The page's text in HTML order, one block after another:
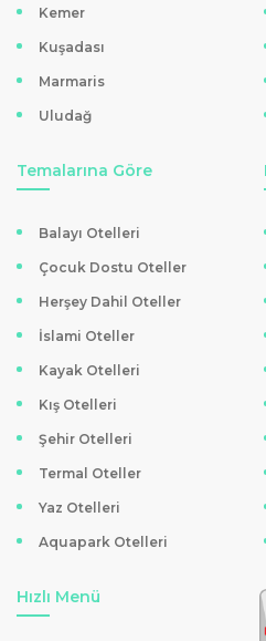
Kemer
Kuşadası
Marmaris
Uludağ
Temalarına Göre
Balayı Otelleri
Çocuk Dostu Oteller
Herşey Dahil Oteller
İslami Oteller
Kayak Otelleri
Kış Otelleri
Şehir Otelleri
Termal Oteller
Yaz Otelleri
Aquapark Otelleri
Hızlı Menü